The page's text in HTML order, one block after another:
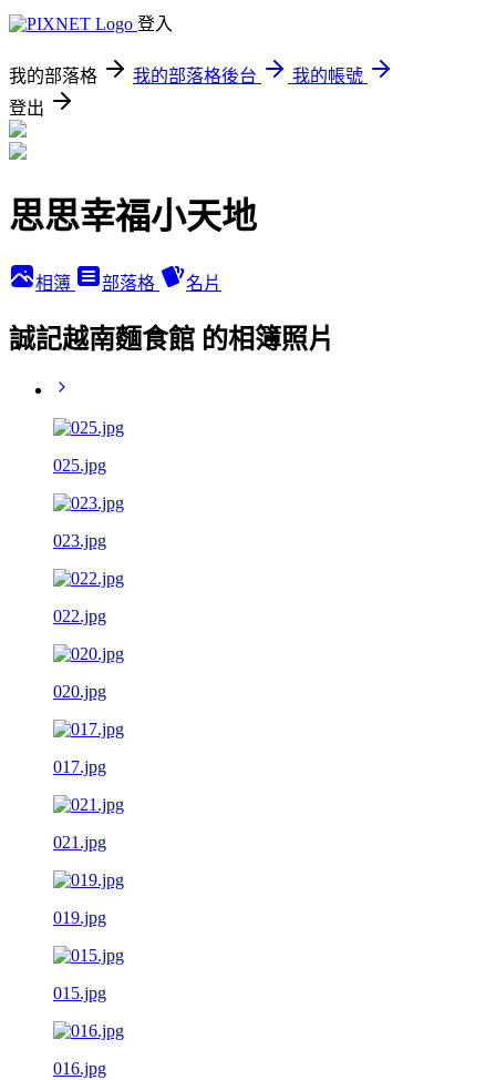
登入
我的部落格 我的部落格後台
我的帳號
登出
思思幸福小天地
相簿 部落格 名片
誠記越南麵食館 的相簿照片
025.jpg
023.jpg
022.jpg
020.jpg
017.jpg
021.jpg
019.jpg
015.jpg
016.jpg